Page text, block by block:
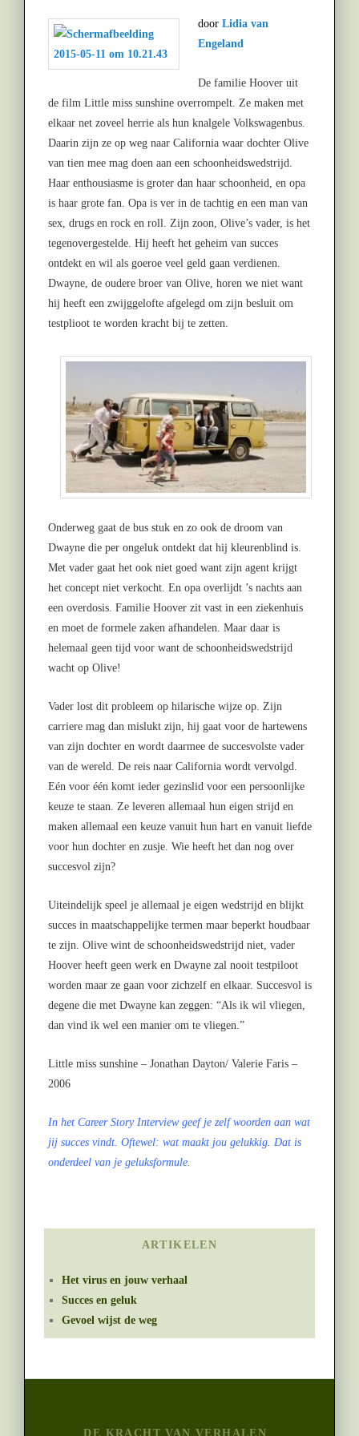
door Lidia van
Engeland
De familie Hoover uit
de film Little miss sunshine overrompelt. Ze maken met
elkaar net zoveel herrie als hun knalgele Volkswagenbus.
Daarin zijn ze op weg naar California waar dochter Olive
van tien mee mag doen aan een schoonheidswedstrijd.
Haar enthousiasme is groter dan haar schoonheid, en opa
is haar grote fan. Opa is ver in de tachtig en een man van
sex, drugs en rock en roll. Zijn zoon, Olive’s vader, is het
tegenovergestelde. Hij heeft het geheim van succes
ontdekt en wil als goeroe veel geld gaan verdienen.
Dwayne, de oudere broer van Olive, horen we niet want
hij heeft een zwijggelofte afgelegd om zijn besluit om
testplioot te worden kracht bij te zetten.
Onderweg gaat de bus stuk en zo ook de droom van
Dwayne die per ongeluk ontdekt dat hij kleurenblind is.
Met vader gaat het ook niet goed want zijn agent krijgt
het concept niet verkocht. En opa overlijdt ’s nachts aan
een overdosis. Familie Hoover zit vast in een ziekenhuis
en moet de formele zaken afhandelen. Maar daar is
helemaal geen tijd voor want de schoonheidswedstrijd
wacht op Olive!
Vader lost dit probleem op hilarische wijze op. Zijn
carriere mag dan mislukt zijn, hij gaat voor de hartewens
van zijn dochter en wordt daarmee de succesvolste vader
van de wereld. De reis naar California wordt vervolgd.
Eén voor één komt ieder gezinslid voor een persoonlijke
keuze te staan. Ze leveren allemaal hun eigen strijd en
maken allemaal een keuze vanuit hun hart en vanuit liefde
voor hun dochter en zusje. Wie heeft het dan nog over
succesvol zijn?
Uiteindelijk speel je allemaal je eigen wedstrijd en blijkt
succes in maatschappelijke termen maar beperkt houdbaar
te zijn. Olive wint de schoonheidswedstrijd niet, vader
Hoover heeft geen werk en Dwayne zal nooit testpiloot
worden maar ze gaan voor zichzelf en elkaar. Succesvol is
degene die met Dwayne kan zeggen: “Als ik wil vliegen,
dan vind ik wel een manier om te vliegen.”
Little miss sunshine – Jonathan Dayton/ Valerie Faris –
2006
In het Career Story Interview geef je zelf woorden aan wat
jij succes vindt. Oftewel: wat maakt jou gelukkig. Dat is
onderdeel van je geluksformule.
ARTIKELEN
Het virus en jouw verhaal
Succes en geluk
Gevoel wijst de weg
DE KRACHT VAN VERHALEN